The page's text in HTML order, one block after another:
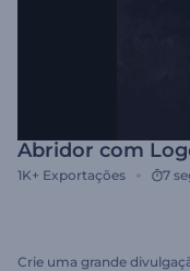
Abridor com
1K+ Exportações 7
Crie uma grande